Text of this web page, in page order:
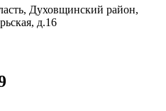
Духовщинский район,
д.16